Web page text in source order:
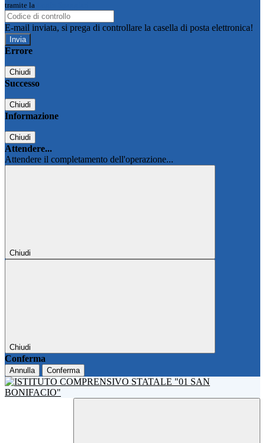
tramite la
E-mail inviata, si prega di controllare la casella di posta elettronica!
Errore
Chiudi
Successo
Chiudi
Informazione
Chiudi
Attendere...
Attendere il completamento dell'operazione...
Chiudi
Chiudi
Conferma
Annulla Conferma